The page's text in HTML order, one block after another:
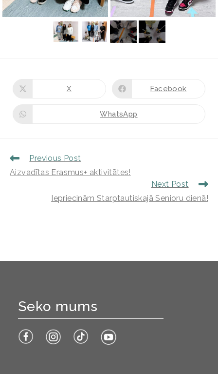
X Facebook
WhatsApp
Previous Post
Aizvadītas Erasmus+ aktivitātes!
Next Post
Iepriecinām Starptautiskajā Senioru dienā!
Seko mums